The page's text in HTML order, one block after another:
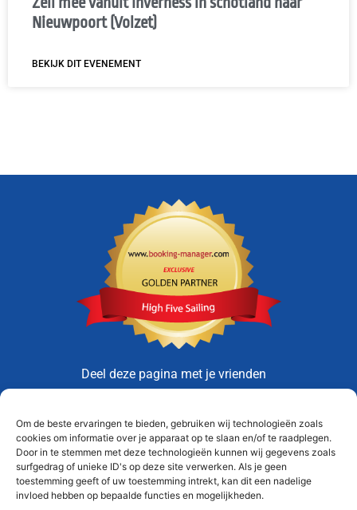
Om de beste ervaringen te bieden, gebruiken wij technologieën zoals
cookies om informatie over je apparaat op te slaan en/of te raadplegen.
Door in te stemmen met deze technologieën kunnen wij gegevens zoals
surfgedrag of unieke ID's op deze site verwerken. Als je geen
toestemming geeft of uw toestemming intrekt, kan dit een nadelige
invloed hebben op bepaalde functies en mogelijkheden.
Nieuwpoort (Volzet)
BEKIJK DIT EVENEMENT
High Five Sailing
Deel deze pagina met je vrienden